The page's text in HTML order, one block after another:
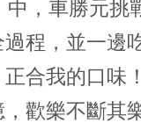
，車勝元挑
程，並一邊
合我的口味
歡樂不斷其